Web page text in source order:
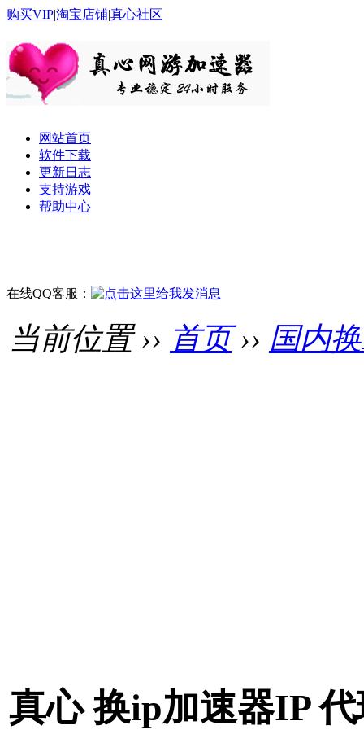
购买VIP|淘宝店铺|真心社区
网站首页
软件下载
更新日志
支持游戏
帮助中心
在线QQ客服：
当前位置 ›› 首页›› 国内
真心 换ip加速器IP